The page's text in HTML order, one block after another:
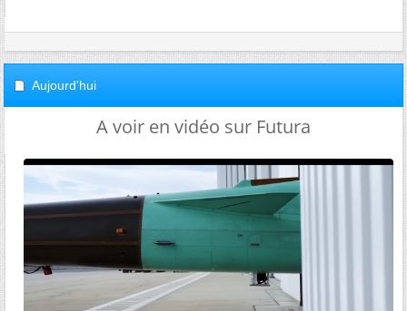
Aujourd'hui
A voir en vidéo sur Futura